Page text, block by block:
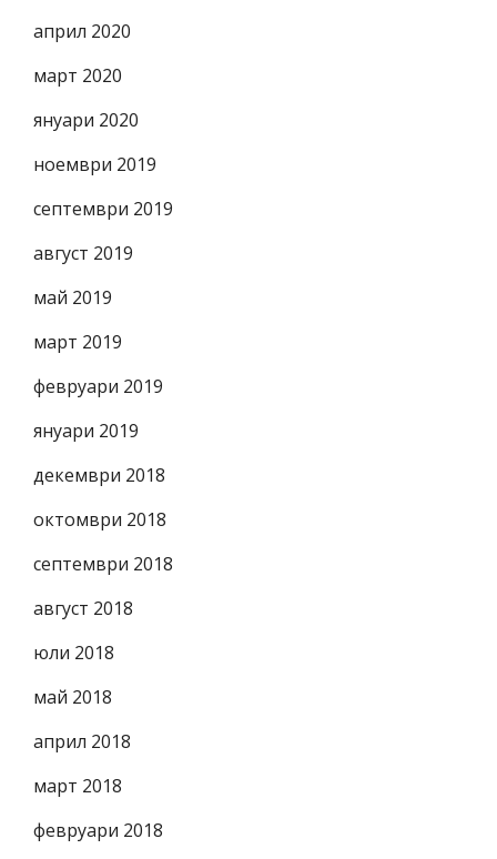
април 2020
март 2020
януари 2020
ноември 2019
септември 2019
август 2019
май 2019
март 2019
февруари 2019
януари 2019
декември 2018
октомври 2018
септември 2018
август 2018
юли 2018
май 2018
април 2018
март 2018
февруари 2018